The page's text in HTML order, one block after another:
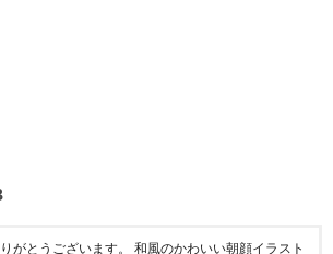
がとうございます。 和風のかわいい朝顔イラスト